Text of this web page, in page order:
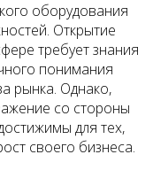
оборудования
Открытие
требует знания
понимания
рынка. Однако,
со стороны
для тех,
своего бизнеса.